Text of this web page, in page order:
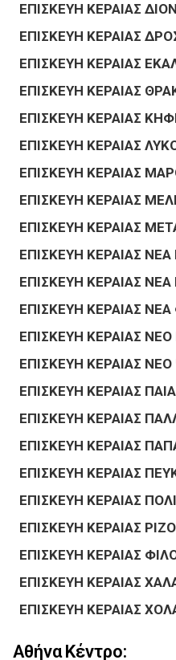
ΕΠΙΣΚΕΥΗ ΚΕΡΑΙΑΣ
ΕΠΙΣΚΕΥΗ ΚΕΡΑΙΑΣ
ΕΠΙΣΚΕΥΗ ΚΕΡΑΙΑΣ
ΕΠΙΣΚΕΥΗ ΚΕΡΑΙΑΣ
ΕΠΙΣΚΕΥΗ ΚΕΡΑΙΑΣ
ΕΠΙΣΚΕΥΗ ΚΕΡΑΙΑΣ
ΕΠΙΣΚΕΥΗ ΚΕΡΑΙΑΣ
ΕΠΙΣΚΕΥΗ ΚΕΡΑΙΑΣ
ΕΠΙΣΚΕΥΗ ΚΕΡΑΙΑΣ
ΕΠΙΣΚΕΥΗ ΚΕΡΑΙΑΣ ΝΕΑ
ΕΠΙΣΚΕΥΗ ΚΕΡΑΙΑΣ ΝΕΑ
ΕΠΙΣΚΕΥΗ ΚΕΡΑΙΑΣ
ΕΠΙΣΚΕΥΗ ΚΕΡΑΙΑΣ
ΕΠΙΣΚΕΥΗ ΚΕΡΑΙΑΣ
ΕΠΙΣΚΕΥΗ ΚΕΡΑΙΑΣ
ΕΠΙΣΚΕΥΗ ΚΕΡΑΙΑΣ
ΕΠΙΣΚΕΥΗ ΚΕΡΑΙΑΣ
ΕΠΙΣΚΕΥΗ ΚΕΡΑΙΑΣ
ΕΠΙΣΚΕΥΗ ΚΕΡΑΙΑΣ
ΕΠΙΣΚΕΥΗ ΚΕΡΑΙΑΣ
ΕΠΙΣΚΕΥΗ ΚΕΡΑΙΑΣ
ΕΠΙΣΚΕΥΗ ΚΕΡΑΙΑΣ
ΕΠΙΣΚΕΥΗ ΚΕΡΑΙΑΣ
Αθήνα Κέντρο: